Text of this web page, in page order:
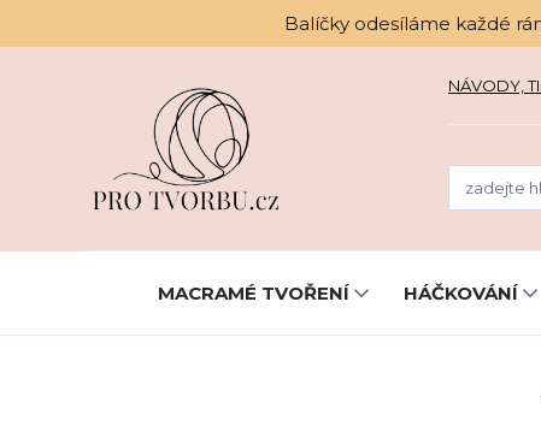
Balíčky odesíláme každé
NÁVODY,
MACRAMÉ TVOŘENÍ HÁČKOVÁNÍ